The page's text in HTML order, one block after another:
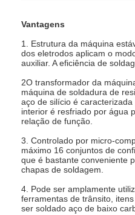
Todos os casos
Falem agora.
baidu
Máquina de soldadura
Máquina de soldar em
Vantagens
1. Estrutura da máquina
dos eletrodos aplicam o
auxiliar. A eficiência de
2O transformador da
máquina de soldadura de
aço de silício é
interior é resfriado por água
relação de função.
3. Controlado por micro-
máximo 16 conjuntos de
que é bastante conveniente
chapas de soldagem.
4. Pode ser amplamente
ferramentas de trânsito,
ser soldado aço de baixo